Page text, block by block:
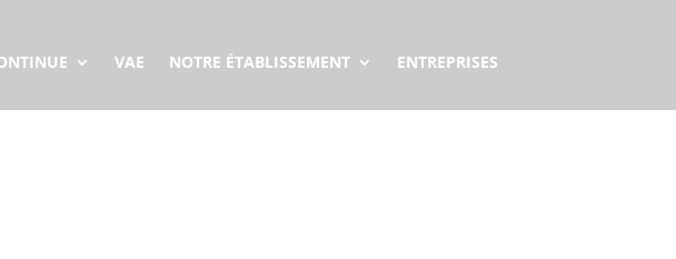
VAE NOTRE ÉTABLISSEMENT ENTREPRISES